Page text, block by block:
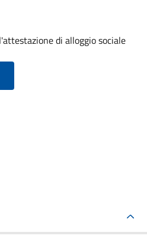
di alloggio sociale